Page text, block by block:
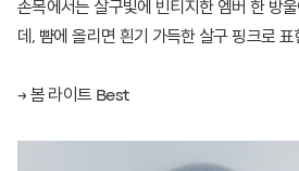
손목에서는 살구빛에 빈티지한 엠버 한 방
데, 뺨에 올리면 흰기 가득한 살구 핑크로 표
→ 봄 라이트 Best